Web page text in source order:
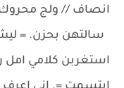
انصاف // ولج محروك
سالتهن بحزن. =
استغربن كلامي امل